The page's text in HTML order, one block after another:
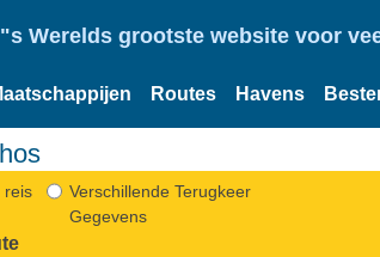
"s Werelds grootste website voor
Routes Havens
reis
Verschillende Terugkeer
Gegevens